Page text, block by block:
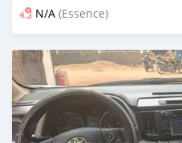
N/A (Essence)
Publié il y a 5 mois